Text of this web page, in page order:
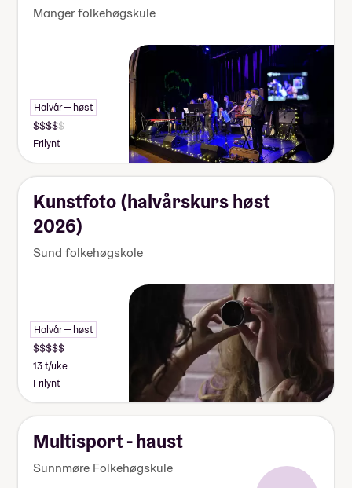
Manger folkehøgskule
Halvår — høst
Frilynt
Kunstfoto (halvårskurs høst
2026)
Sund folkehøgskole
Halvår — høst
13 t/uke
Frilynt
Multisport - haust
Sunnmøre Folkehøgskule